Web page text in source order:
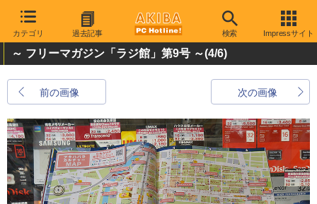
カテゴリ 過去記事 検索 Impressサイト
～ フリーマガジン「ラジ館」第9号 ～(4/6)
前の画像 次の画像